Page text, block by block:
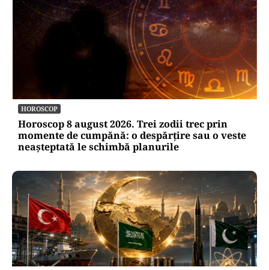
HOROSCOP
Horoscop 8 august 2026. Trei zodii trec prin
momente de cumpănă: o despărțire sau o veste
neașteptată le schimbă planurile